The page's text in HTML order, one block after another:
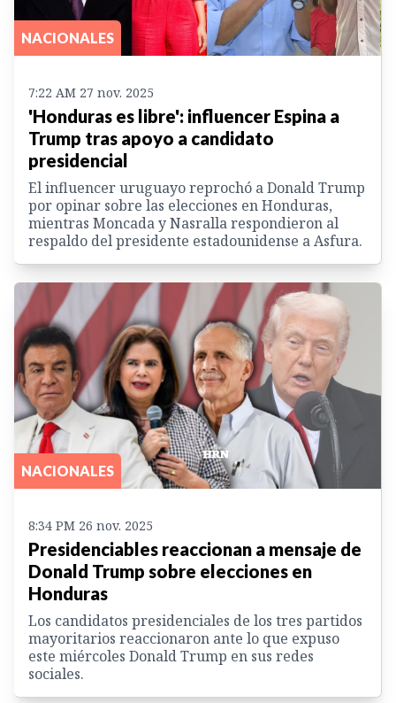
NACIONALES
7:22 AM 27 nov. 2025
'Honduras es libre': influencer Espina a
Trump tras apoyo a candidato
presidencial
El influencer uruguayo reprochó a Donald Trump
por opinar sobre las elecciones en Honduras,
mientras Moncada y Nasralla respondieron al
respaldo del presidente estadounidense a Asfura.
NACIONALES
8:34 PM 26 nov. 2025
Presidenciables reaccionan a mensaje de
Donald Trump sobre elecciones en
Honduras
Los candidatos presidenciales de los tres partidos
mayoritarios reaccionaron ante lo que expuso
este miércoles Donald Trump en sus redes
sociales.